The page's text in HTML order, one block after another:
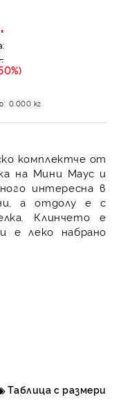
0.000 кг
комплектче от
на Мини Маус и
интересна в
а отдолу е с
Клинчето е
е леко набрано
Таблица с размери